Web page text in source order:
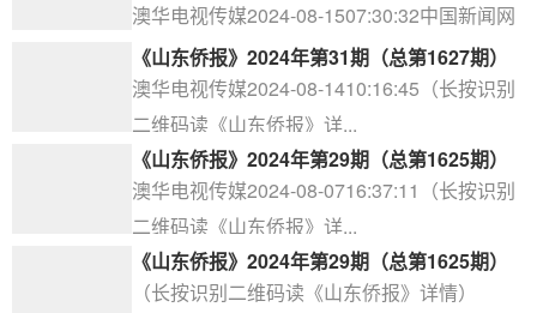
澳华电视传媒2024-08-1507:30:32中国新闻网
2024-08-141...
《山东侨报》2024年第31期（总第1627期）
澳华电视传媒2024-08-1410:16:45（长按识别
二维码读《山东侨报》详...
《山东侨报》2024年第29期（总第1625期）
澳华电视传媒2024-08-0716:37:11（长按识别
二维码读《山东侨报》详...
《山东侨报》2024年第29期（总第1625期）
（长按识别二维码读《山东侨报》详情）